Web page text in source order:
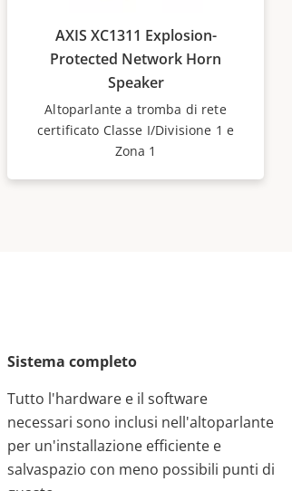
AXIS XC1311 Explosion-
Protected Network Horn
Speaker
Altoparlante a tromba di rete
certificato Classe I/Divisione 1 e
Zona 1
Sistema completo
Tutto l'hardware e il software
necessari sono inclusi nell'altoparlante
per un'installazione efficiente e
salvaspazio con meno possibili punti di